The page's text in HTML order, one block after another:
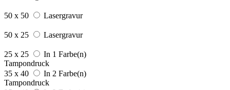
50 x 50 Lasergravur
50 x 25 Lasergravur
25 x 25
In 1 Farbe(n)
Tampondruck
35 x 40
In 2 Farbe(n)
Tampondruck